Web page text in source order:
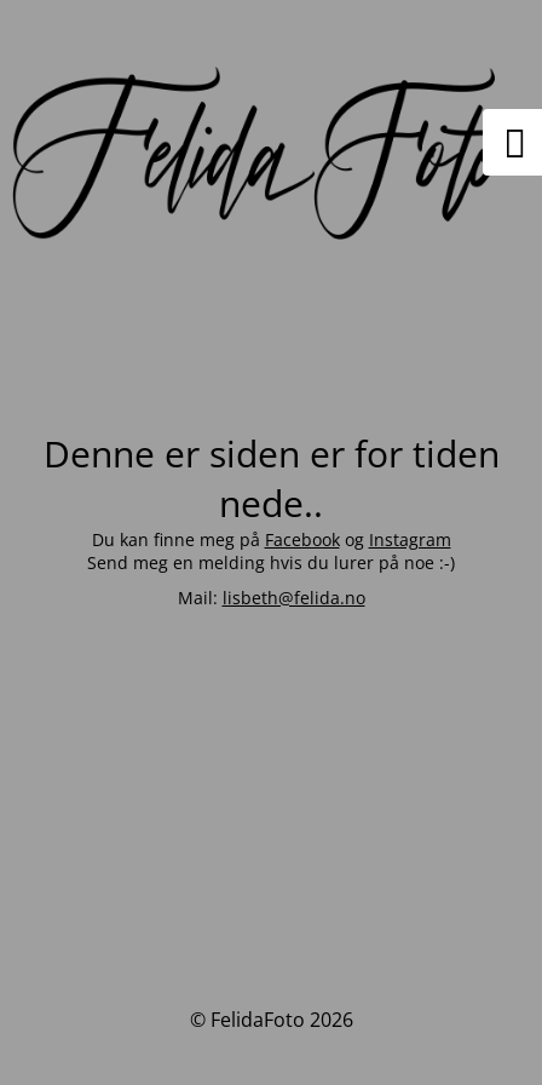
Denne er siden er for tiden
nede..
Du kan finne meg på Facebookog Instagram
Send meg en melding hvis du lurer på noe :-)
Mail: lisbeth@felida.no
© FelidaFoto 2026